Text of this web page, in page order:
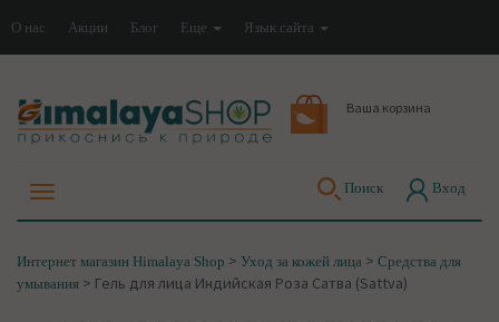
О нас Акции Блог Еще Язык сайта
Ваша корзина
Поиск Вход
Интернет магазин Himalaya Shop > Уход за кожей лица > Средства для
умывания > Гель для лица Индийская Роза Сатва (Sattva)